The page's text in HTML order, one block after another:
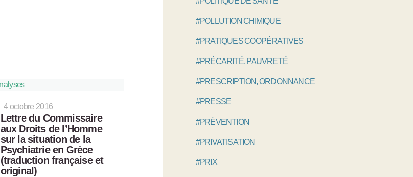
4 octobre 2016
Lettre du Commissaire
aux Droits de l’Homme
sur la situation de la
Psychiatrie en Grèce
(traduction française et
original)
#POLLUTION CHIMIQUE
#PRATIQUES COOPÉRATIVES
#PRÉCARITÉ, PAUVRETÉ
#PRESCRIPTION, ORDONNANCE
#PRESSE
#PRÉVENTION
#PRIVATISATION
#PRIX